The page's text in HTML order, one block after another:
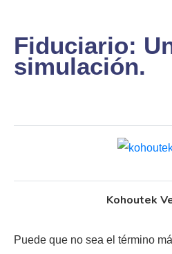
Fiduciario:
simulación.
Kohoutek
Puede que no sea el término